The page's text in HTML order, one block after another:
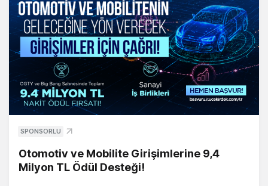
SPONSORLU
Otomotiv ve Mobilite Girişimlerine 9,4
Milyon TL Ödül Desteği!